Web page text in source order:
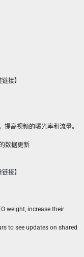
接】
提高视频的曝光率和流量。
数据更新
接】
weight, increase their
to see updates on shared